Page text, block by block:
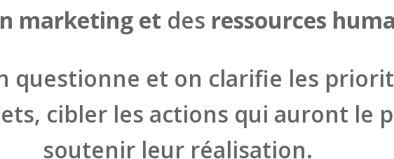
marketing et des ressources
questionne et on clarifie les
cibler les actions qui auront le
soutenir leur réalisation.